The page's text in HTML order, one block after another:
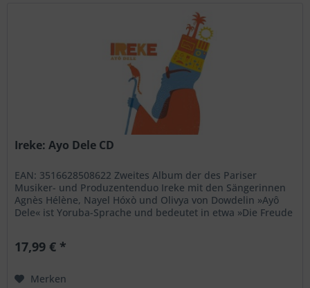
Ireke: Ayo Dele CD
EAN: 3516628508622 Zweites Album der des Pariser
Musiker- und Produzentenduo Ireke mit den Sängerinnen
Agnès Hélène, Nayel Hóxò und Olivya von Dowdelin »Ayô
Dele« ist Yoruba-Sprache und bedeutet in etwa »Die Freude
17,99 € *
Merken